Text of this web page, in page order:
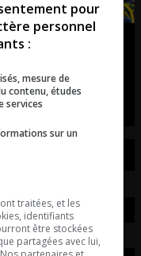
électro fest
pour
personnel
:
mesure de
contenu, études
services
sur un
traitées, et les
identifiants
être stockées
partagées avec lui,